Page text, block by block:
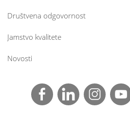
Društvena odgovornost
Jamstvo kvalitete
Novosti